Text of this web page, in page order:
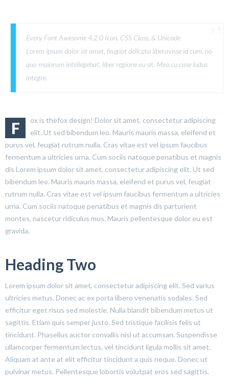
Every Font Awesome 4.2.0 Icon, CSS Class, & Unicode
Lorem ipsum dolor sit amet, feugiat delicata liberavisse id cum, no
quo maiorum intellegebat, liber regione eu sit. Mea cu case ludus
integre.
F
ox is thefox design! Dolor sit amet, consectetur adipiscing
elit. Ut sed bibendum leo. Mauris mauris massa, eleifend et
purus vel, feugiat rutrum nulla. Cras vitae est vel ipsum faucibus
fermentum a ultricies urna. Cum sociis natoque penatibus et magnis
dis Lorem ipsum dolor sit amet, consectetur adipiscing elit. Ut sed
bibendum leo. Mauris mauris massa, eleifend et purus vel, feugiat
rutrum nulla. Cras vitae est vel ipsum faucibus fermentum a ultricies
urna. Cum sociis natoque penatibus et magnis dis parturient
montes, nascetur ridiculus mus. Mauris pellentesque dolor eu est
gravida,
Heading Two
Lorem ipsum dolor sit amet, consectetur adipiscing elit. Sed varius
ultricies metus. Donec ac ex porta libero venenatis sodales. Sed
efficitur eget risus sed molestie. Nulla blandit bibendum metus ut
sagittis. Etiam quis semper justo. Sed tristique facilisis felis ut
tincidunt. Phasellus auctor convallis nisl ut accumsan. Suspendisse
ullamcorper fermentum lectus, vel tincidunt ligula mollis sit amet.
Aliquam at ante at elit efficitur tincidunt a quis neque. Donec ut
pulvinar metus. Pellentesque lobortis volutpat eros sed sagittis.